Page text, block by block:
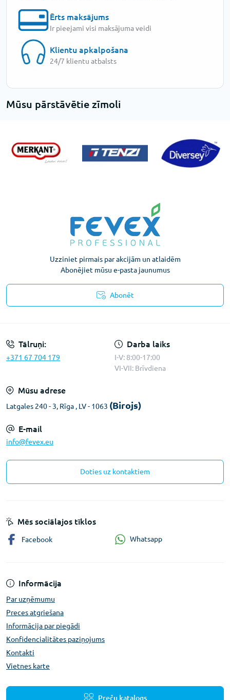
Ērts maksājums
Ir pieejami visi maksājuma veidi
Klientu apkalpošana
24/7 klientu atbalsts
Mūsu pārstāvētie zīmoli
Uzziniet pirmais par akcijām un atlaidēm
Abonējiet mūsu e-pasta jaunumus
Abonēt
Tālruņi:
+371 67 704 179
Darba laiks
I-V: 8:00-17:00
VI-VII: Brīvdiena
Mūsu adrese
Latgales 240 - 3, Rīga , LV - 1063 (Birojs)
E-mail
info@fevex.eu
Doties uz kontaktiem
Informācija
Par uzņēmumu
Preces atgriešana
Informācija par piegādi
Konfidencialitātes paziņojums
Kontakti
Vietnes karte
Preču katalogs
Mēs sociālajos tīklos
Facebook Whatsapp